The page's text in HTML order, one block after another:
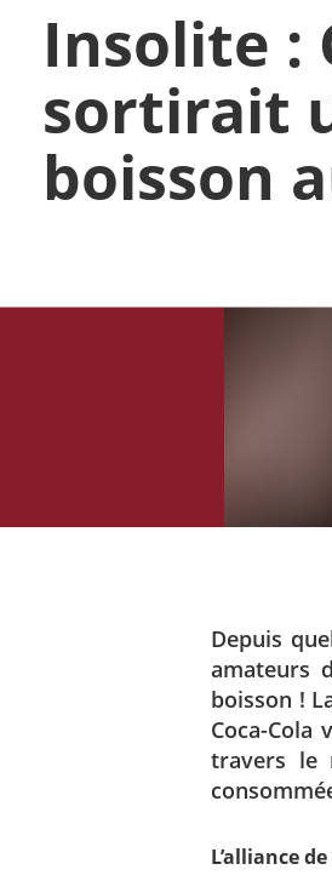
Insolite :
sortirait
boisson
Depuis
amateurs
boisson !
Coca-
travers le
L’alliance